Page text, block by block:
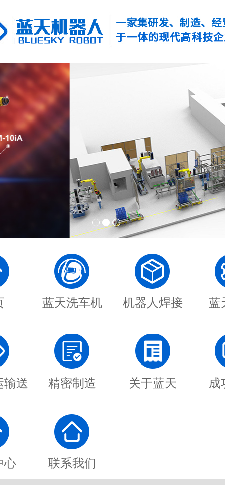
蓝天洗车机 机器人焊接 蓝
输送 精密制造 关于蓝天 成
心 联系我们